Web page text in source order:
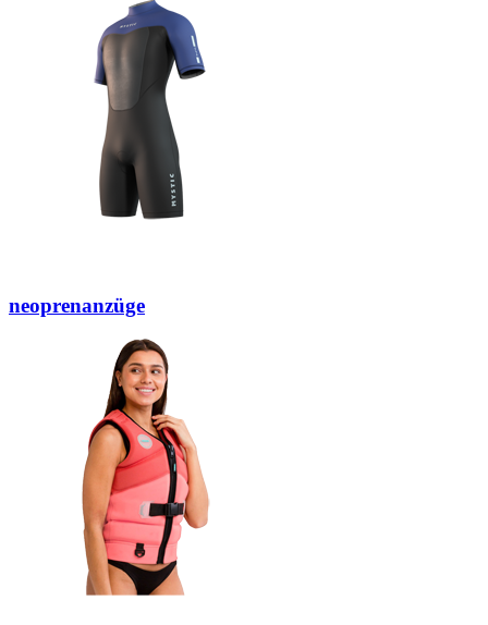
neoprenanzüge